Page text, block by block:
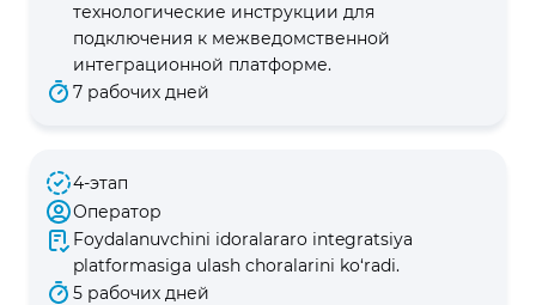
технологические инструкции для
подключения к межведомственной
интеграционной платформе.
7 рабочих дней
4-этап
Оператор
Foydalanuvchini idoralararo integratsiya
platformasiga ulash choralarini ko‘radi.
5 рабочих дней